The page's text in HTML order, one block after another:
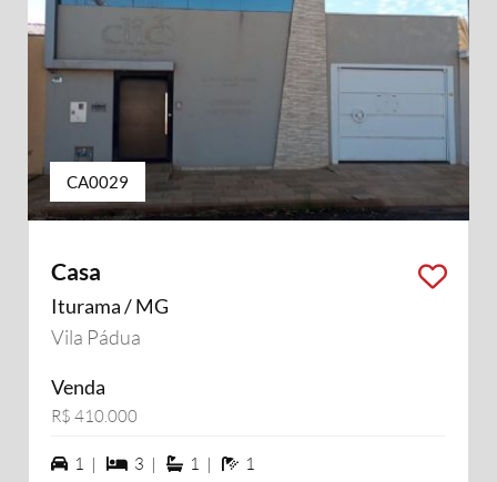
CA0029
Casa
Iturama / MG
Vila Pádua
Venda
R$ 410.000
1 vagas na garagem
1 | 3 dormiórios
3 | 1 suítes
1 | 1 banheiros
1